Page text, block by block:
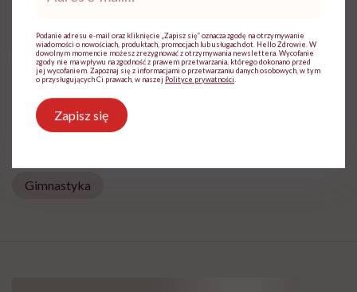
Udostępnij
Powiązane tematy:
Gimnastyka
*
Podanie adresu e-mail oraz kliknięcie „Zapisz się” oznacza zgodę na otrzymywanie
wiadomości o nowościach, produktach, promocjach lub usługach dot. Hello Zdrowie. W
dowolnym momencie możesz zrezygnować z otrzymywania newslettera. Wycofanie
zgody nie ma wpływu na zgodność z prawem przetwarzania, którego dokonano przed
jej wycofaniem. Zapoznaj się z informacjami o przetwarzaniu danych osobowych, w tym
o przysługujących Ci prawach, w naszej Polityce prywatności
Zapisz się